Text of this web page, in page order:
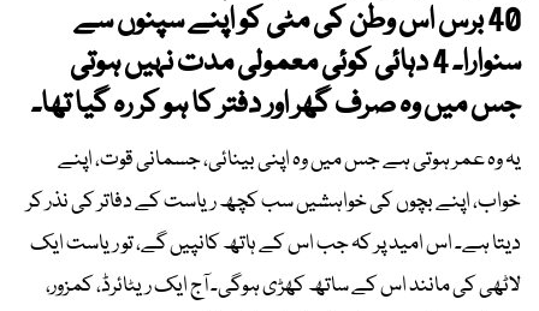
40 برس اس وطن کی مٹی کو اپنے سپنوں سے
سنوارا۔ 4 دہائی کوئی معمولی مدت نہیں ہوتی
جس میں وہ صرف گھر اور دفتر کا ہو کر رہ گیا تھا۔
یہ وہ عمر ہوتی ہے جس میں وہ اپنی بینائی، جسمانی قوت، اپنے
خواب، اپنے بچوں کی خواہشیں سب کچھ ریاست کے دفاتر کی نذر کر
دیتا ہے۔ اس امید پر کہ جب اس کے ہاتھ کانپیں گے، تو ریاست ایک
لاٹھی کی مانند اس کے ساتھ کھڑی ہوگی۔ آج ایک ریٹائرڈ، کمزور،